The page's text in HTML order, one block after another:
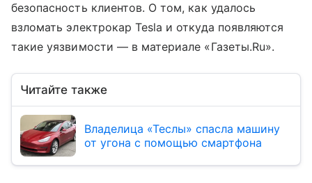
безопасность клиентов. О том, как удалось
взломать электрокар Tesla и откуда появляются
такие уязвимости — в материале «Газеты.Ru».
Читайте также
Владелица «Теслы» спасла машину
от угона с помощью смартфона